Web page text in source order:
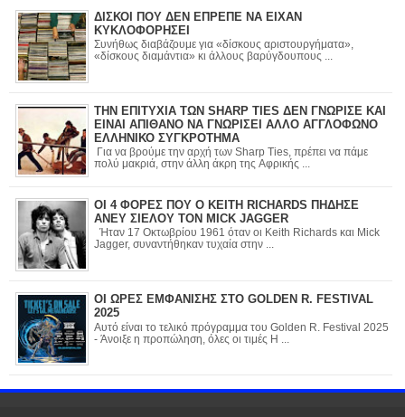
ΔΙΣΚΟΙ ΠΟΥ ΔΕΝ ΕΠΡΕΠΕ ΝΑ ΕΙΧΑΝ
ΚΥΚΛΟΦΟΡΗΣΕΙ
Συνήθως διαβάζουμε για «δίσκους αριστουργήματα»,
«δίσκους διαμάντια» κι άλλους βαρύγδουπους ...
ΤΗΝ ΕΠΙΤΥΧΙΑ ΤΩΝ SHARP TIES ΔΕΝ ΓΝΩΡΙΣΕ ΚΑΙ
ΕΙΝΑΙ ΑΠΙΘΑΝΟ ΝΑ ΓΝΩΡΙΣΕΙ ΑΛΛΟ ΑΓΓΛΟΦΩΝΟ
ΕΛΛΗΝΙΚΟ ΣΥΓΚΡΟΤΗΜΑ
Για να βρούμε την αρχή των Sharp Ties, πρέπει να πάμε
πολύ μακριά, στην άλλη άκρη της Αφρικής ...
ΟΙ 4 ΦΟΡΕΣ ΠΟΥ Ο KEITH RICHARDS ΠΗΔΗΣΕ
ΑΝΕΥ ΣΙΕΛΟΥ ΤΟΝ MICK JAGGER
Ήταν 17 Οκτωβρίου 1961 όταν οι Keith Richards και Mick
Jagger, συναντήθηκαν τυχαία στην ...
ΟΙ ΩΡΕΣ ΕΜΦΑΝΙΣΗΣ ΣΤΟ GOLDEN R. FESTIVAL
2025
Αυτό είναι το τελικό πρόγραμμα του Golden R. Festival 2025
- Άνοιξε η προπώληση, όλες οι τιμές Η ...